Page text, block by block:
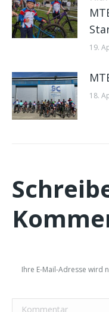
19.
18.
Ihre E-Mail-Adresse wird
Kommentar